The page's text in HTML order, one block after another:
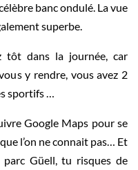
banc ondulé. La vue
superbe.
tôt dans la journée, car
y rendre, vous avez 2
sportifs …
Google Maps pour se
l’on ne connait pas… Et
Güell, tu risques de